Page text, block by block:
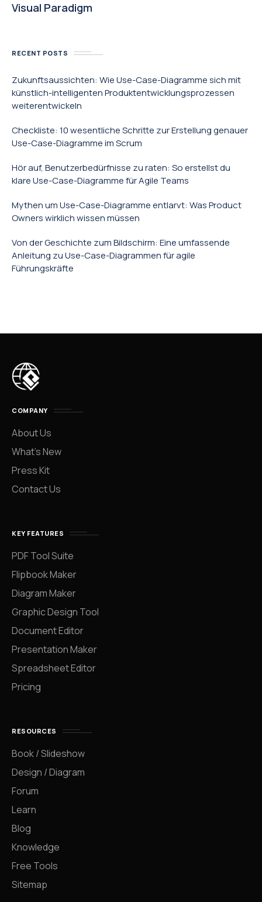
Visual Paradigm
RECENT POSTS
Zukunftsaussichten: Wie Use-Case-Diagramme sich mit
künstlich-intelligenten Produktentwicklungsprozessen
weiterentwickeln
Checkliste: 10 wesentliche Schritte zur Erstellung genauer
Use-Case-Diagramme im Scrum
Hör auf, Benutzerbedürfnisse zu raten: So erstellst du
klare Use-Case-Diagramme für Agile Teams
Mythen um Use-Case-Diagramme entlarvt: Was Product
Owners wirklich wissen müssen
Von der Geschichte zum Bildschirm: Eine umfassende
Anleitung zu Use-Case-Diagrammen für agile
Führungskräfte
COMPANY
About Us
What’s New
Press Kit
Contact Us
KEY FEATURES
PDF Tool Suite
Flipbook Maker
Diagram Maker
Graphic Design Tool
Document Editor
Presentation Maker
Spreadsheet Editor
Pricing
RESOURCES
Book / Slideshow
Design / Diagram
Forum
Learn
Blog
Knowledge
Free Tools
Sitemap